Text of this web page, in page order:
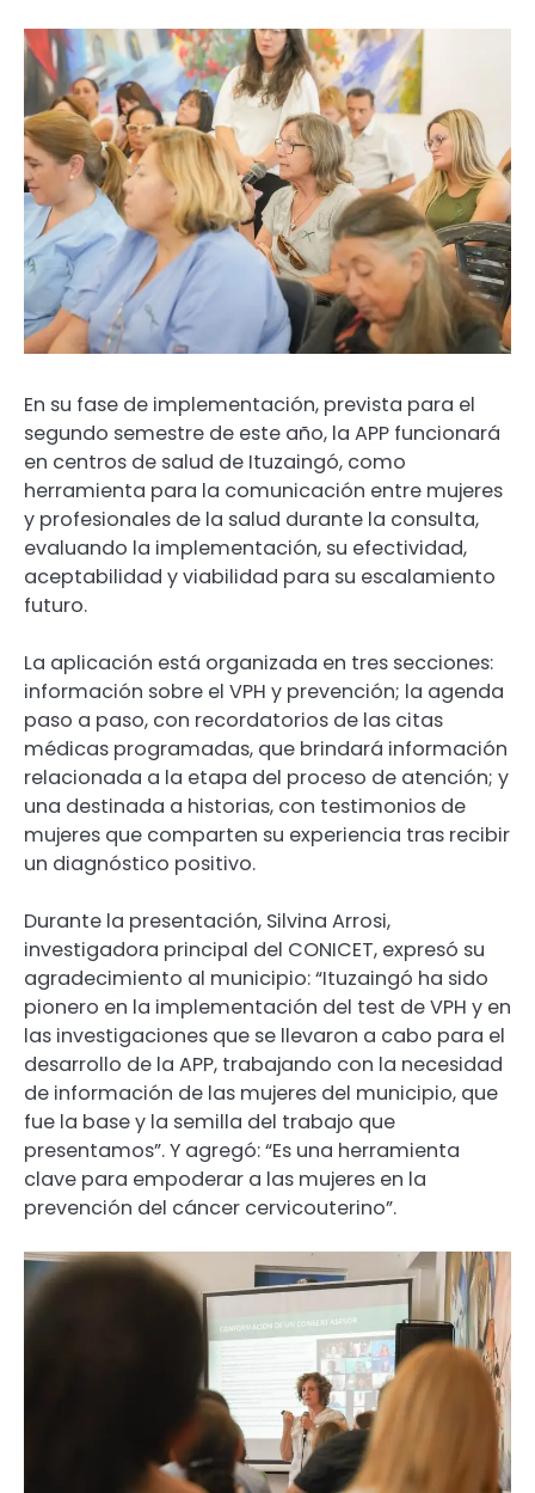
En su fase de implementación, prevista para el
segundo semestre de este año, la APP funcionará
en centros de salud de Ituzaingó, como
herramienta para la comunicación entre mujeres
y profesionales de la salud durante la consulta,
evaluando la implementación, su efectividad,
aceptabilidad y viabilidad para su escalamiento
futuro.
La aplicación está organizada en tres secciones:
información sobre el VPH y prevención; la agenda
paso a paso, con recordatorios de las citas
médicas programadas, que brindará información
relacionada a la etapa del proceso de atención; y
una destinada a historias, con testimonios de
mujeres que comparten su experiencia tras recibir
un diagnóstico positivo.
Durante la presentación, Silvina Arrosi,
investigadora principal del CONICET, expresó su
agradecimiento al municipio: “Ituzaingó ha sido
pionero en la implementación del test de VPH y en
las investigaciones que se llevaron a cabo para el
desarrollo de la APP, trabajando con la necesidad
de información de las mujeres del municipio, que
fue la base y la semilla del trabajo que
presentamos”. Y agregó: “Es una herramienta
clave para empoderar a las mujeres en la
prevención del cáncer cervicouterino”.